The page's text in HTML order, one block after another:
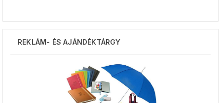
REKLÁM- ÉS AJÁNDÉKTÁRGY